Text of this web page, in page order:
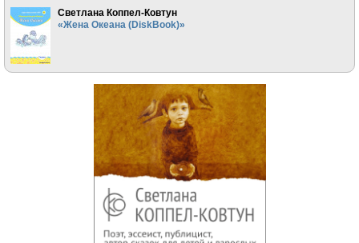
Светлана Коппел-Ковтун
«Жена Океана (DiskBook)»